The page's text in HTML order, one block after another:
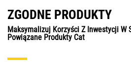
ZGODNE PRODUKTY
Maksymalizuj Korzyści Z Inwestycji W
Powiązane Produkty Cat